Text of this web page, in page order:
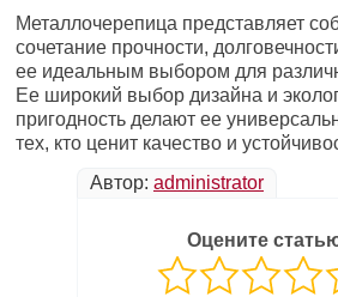
Металлочерепица представляет
сочетание прочности,
ее идеальным выбором для
Ее широкий выбор дизайна и
пригодность делают ее
тех, кто ценит качество и
Автор: administrator
Оцените